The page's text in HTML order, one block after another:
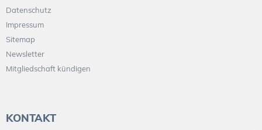
Datenschutz
Impressum
Sitemap
Newsletter
Mitgliedschaft kündigen
KONTAKT